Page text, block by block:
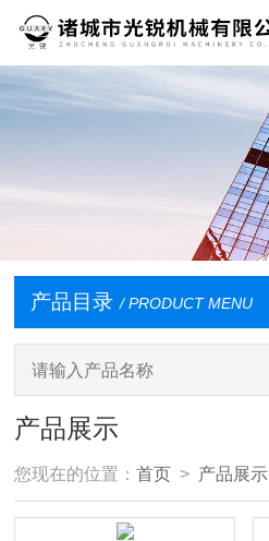
产品目录 / PRODUCT MENU
产品展示
您现在的位置：首页 > 产品展示